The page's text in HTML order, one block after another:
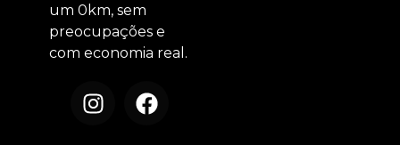
um 0km, sem
preocupações e
com economia real.